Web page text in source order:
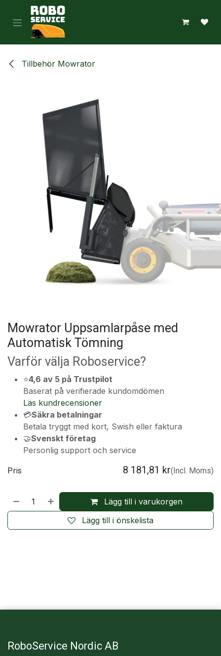
Hoppa till innehåll
Tillbehör Mowrator
Mowrator Uppsamlarpåse med
Automatisk Tömning
Varför välja Roboservice?
⭐4,6 av 5 på Trustpilot
Baserat på verifierade kundomdömen
Läs kundrecensioner
💳Säkra betalningar
Betala tryggt med kort, Swish eller faktura
🤝Svenskt företag
Personlig support och service
Lägg till i varukorgen
Lägg till i önskelista
Pris 8 181,81 kr(Incl. Moms)
RoboService Nordic AB